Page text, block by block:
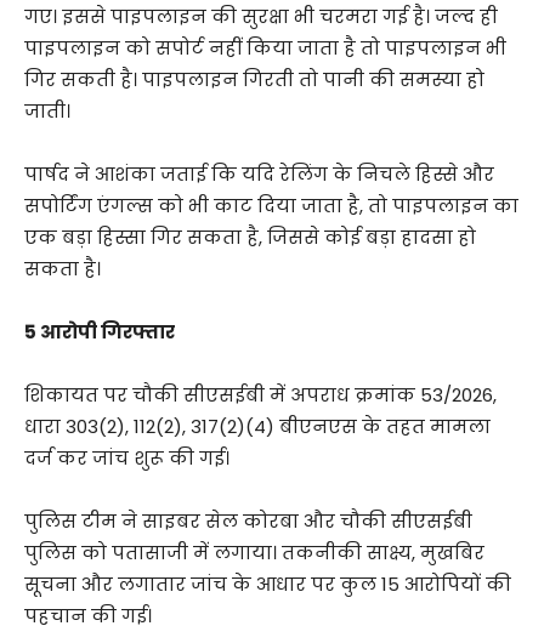
गए। इससे पाइपलाइन की सुरक्षा भी चरमरा गई है। जल्द ही
पाइपलाइन को सपोर्ट नहीं किया जाता है तो पाइपलाइन भी
गिर सकती है। पाइपलाइन गिरती तो पानी की समस्या हो
जाती।
पार्षद ने आशंका जताई कि यदि रेलिंग के निचले हिस्से और
सपोर्टिंग एंगल्स को भी काट दिया जाता है, तो पाइपलाइन का
एक बड़ा हिस्सा गिर सकता है, जिससे कोई बड़ा हादसा हो
सकता है।
5 आरोपी गिरफ्तार
शिकायत पर चौकी सीएसईबी में अपराध क्रमांक 53/2026,
धारा 303(2), 112(2), 317(2)(4) बीएनएस के तहत मामला
दर्ज कर जांच शुरू की गई।
पुलिस टीम ने साइबर सेल कोरबा और चौकी सीएसईबी
पुलिस को पतासाजी में लगाया। तकनीकी साक्ष्य, मुखबिर
सूचना और लगातार जांच के आधार पर कुल 15 आरोपियों की
पहचान की गई।